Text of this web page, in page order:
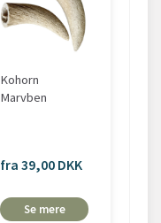
Kohorn
Marvben
fra 39,00 DKK
Se mere